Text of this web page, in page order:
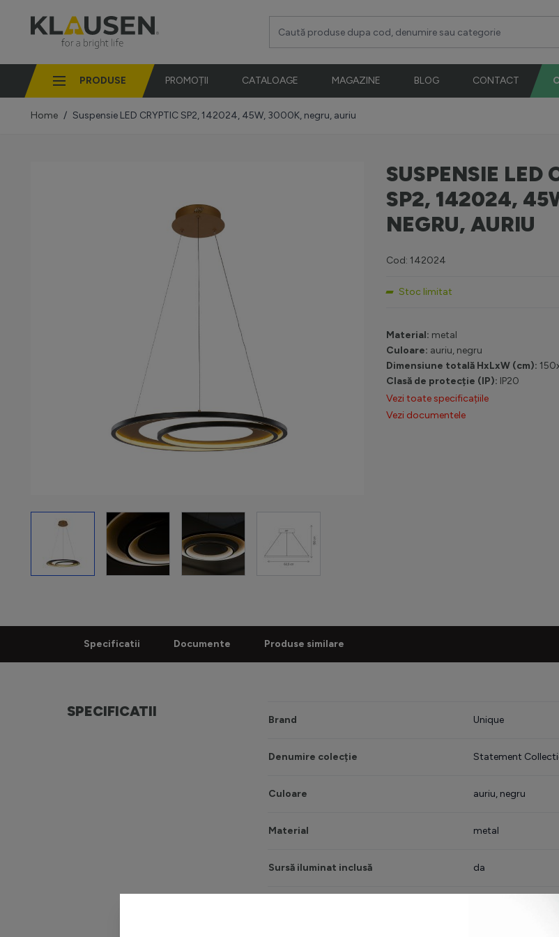
PRODUSE PROMOȚII CATALOAGE MAGAZINE BLOG CONTACT
Home / Suspensie LED CRYPTIC SP2, 142024, 45W, 3000K, negru, auriu
View larger image
SUSPENSIE LED
SP2, 142024,
NEGRU, AURIU
Cod: 142024
Stoc limitat
Material: metal
Culoare: auriu, negru
Dimensiune totală HxLxW (cm):
Clasă de protecție (IP): IP20
Vezi toate specificațiile
Vezi documentele
Specificatii Documente Produse similare
SPECIFICATII
Brand Unique
Denumire colecție Statement
Culoare auriu, negru
Material metal
Sursă iluminat inclusă da